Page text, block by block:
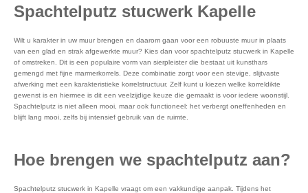
Spachtelputz stucwerk Kapelle
Wilt u karakter in uw muur brengen en daarom gaan voor een robuuste muur in plaats
van een glad en strak afgewerkte muur? Kies dan voor spachtelputz stucwerk in Kapelle
of omstreken. Dit is een populaire vorm van sierpleister die bestaat uit kunsthars
gemengd met fijne marmerkorrels. Deze combinatie zorgt voor een stevige, slijtvaste
afwerking met een karakteristieke korrelstructuur. Zelf kunt u kiezen welke korreldikte
gewenst is en hiermee is dit een veelzijdige keuze die gemaakt is voor iedere woonstijl.
Spachtelputz is niet alleen mooi, maar ook functioneel: het verbergt oneffenheden en
blijft lang mooi, zelfs bij intensief gebruik van de ruimte.
Hoe brengen we spachtelputz aan?
Spachtelputz stucwerk in Kapelle vraagt om een vakkundige aanpak. Tijdens het